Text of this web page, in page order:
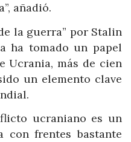
añadió.
la guerra” por Stalin
ha tomado un papel
Ucrania, más de cien
un elemento clave
ucraniano es un
con frentes bastante